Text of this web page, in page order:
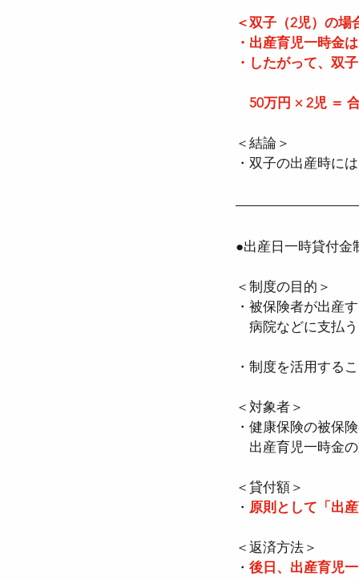
＜双子（2児）の場
・出産育児一時金
・したがって、双
50万円 × 2児 ＝
＜結論＞
・双子の出産時に
●出産日一時貸付金
＜制度の目的＞
・被保険者が出産
病院などに支払
・制度を活用する
＜対象者＞
・健康保険の被保
出産育児一時金
＜貸付額＞
・ 原則として「出
＜返済方法＞
・ 後日、出産育児